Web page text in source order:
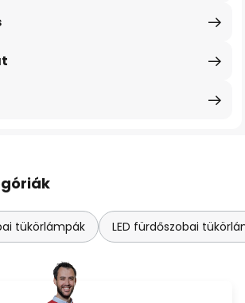
tükörlámpák LED fürdőszobai